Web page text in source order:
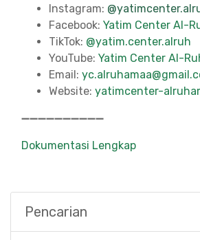
Instagram:
Facebook: Yatim Center Al-
TikTok: @yatim.center.alruh
YouTube: Yatim Center Al-
Email:
Website: yatimcenter-
➖➖➖➖➖➖➖➖➖➖
Dokumentasi Lengkap
Pencarian